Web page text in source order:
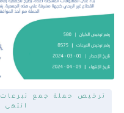
ترخيص حملة جمع تبرعات
انتهى